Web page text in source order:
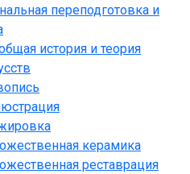
переподготовка и
история и теория
керамика
реставрация